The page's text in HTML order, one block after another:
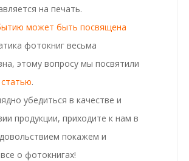
на печать.
может быть посвящена
фотокниг весьма
этому вопросу мы посвятили
.
убедиться в качестве и
продукции, приходите к нам в
покажем и
о фотокнигах!